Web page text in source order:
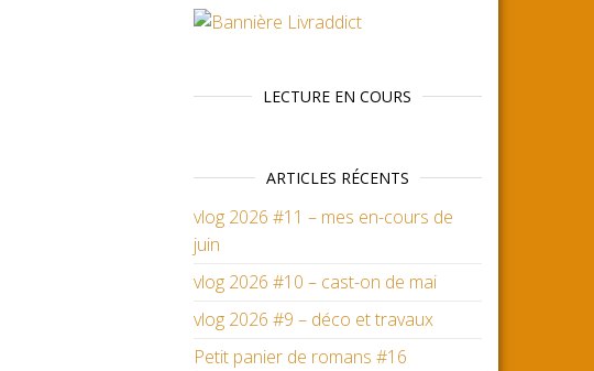
LECTURE EN COURS
ARTICLES RÉCENTS
vlog 2026 #11 – mes en-cours de
juin
vlog 2026 #10 – cast-on de mai
vlog 2026 #9 – déco et travaux
Petit panier de romans #16